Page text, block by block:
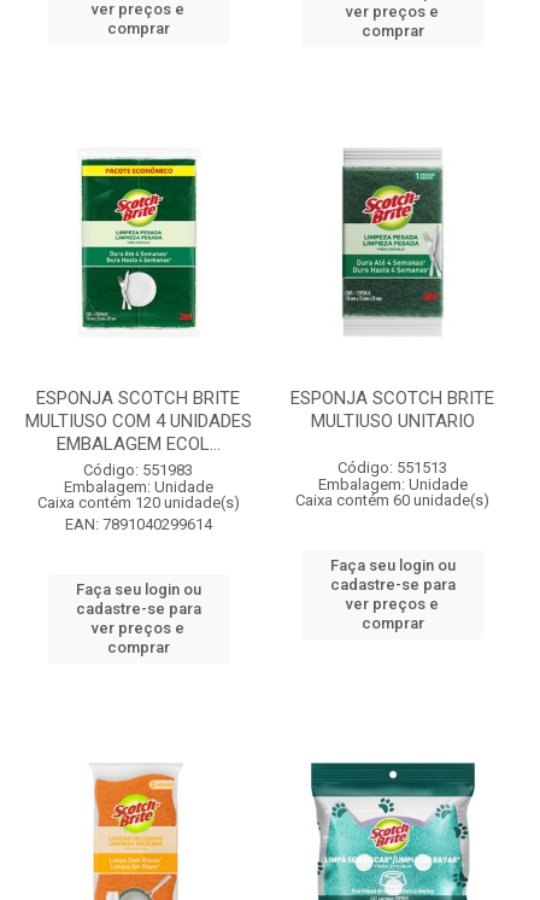
ver preços e
comprar
ver preços e
comprar
ESPONJA SCOTCH BRITE
MULTIUSO COM 4 UNIDADES
EMBALAGEM ECOL...
Código: 551983
Embalagem: Unidade
Caixa contém 120 unidade(s)
EAN: 7891040299614
Faça seu login ou
cadastre-se para
ver preços e
comprar
ESPONJA SCOTCH BRITE
MULTIUSO UNITARIO
Código: 551513
Embalagem: Unidade
Caixa contém 60 unidade(s)
Faça seu login ou
cadastre-se para
ver preços e
comprar